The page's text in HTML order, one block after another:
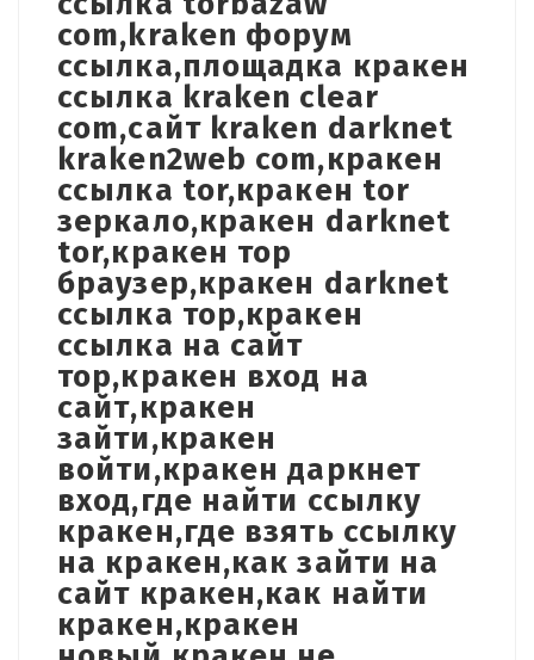
com,kraken форум
ссылка,площадка кракен
ссылка kraken clear
com,сайт kraken darknet
kraken2web com,кракен
ссылка tor,кракен tor
зеркало,кракен darknet
tor,кракен тор
браузер,кракен darknet
ссылка тор,кракен
ссылка на сайт
тор,кракен вход на
сайт,кракен
зайти,кракен
войти,кракен даркнет
вход,где найти ссылку
кракен,где взять ссылку
на кракен,как зайти на
сайт кракен,как найти
кракен,кракен